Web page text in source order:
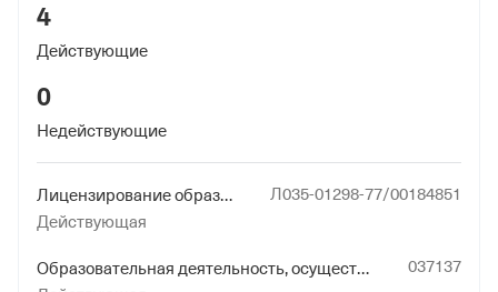
Дата регистрации
Наименование территориального органа
Московской обл.
4
Действующие
0
Недействующие
Лицензирование образовательной деятельности (за исключением указанной деятельности, осуществляемой частными образовательными организациями на территории инновационного центра "Сколково")
Л035-01298-77/00184851
Действующая
Образовательная деятельность, осуществляемая образовательными организациями, организациями, осуществляющими обучение, а также индивидуальными предпринимателями, за исключением индивидуальных предпринимателей, осуществляющих образовательную деятельность непосредственно, лицензирование которой осуществляют органы исполнительной власти субъектов Российской Федерации, осуществляющие переданные полномочия Российской Федерации в сфере образования
037137